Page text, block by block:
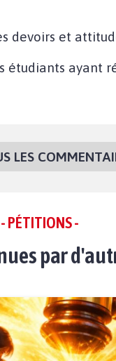
devoirs et
ayant
LES
- PÉTITIONS -
par